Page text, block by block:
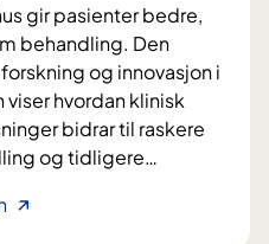
ø
m
m
e
r
m
e
gir pasienter bedre,
behandling. Den
og innovasjon i
hvordan klinisk
bidrar til raskere
og tidligere…
F